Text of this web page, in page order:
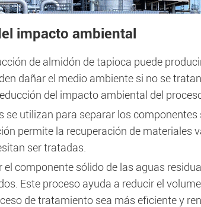
impacto ambiental
de almidón de tapioca puede
dañar el medio ambiente si no se
del impacto ambiental del
se utilizan para separar los
permite la recuperación de materiales
ser tratadas.
el componente sólido de las aguas
Este proceso ayuda a reducir el
de tratamiento sea más eficiente y